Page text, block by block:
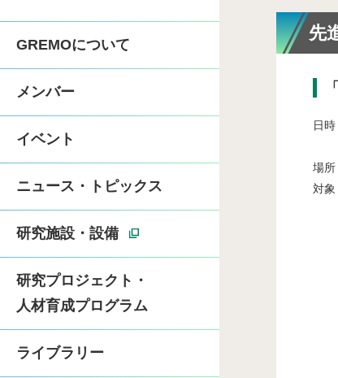
GREMOについて
メンバー
イベント
ニュース・トピックス
研究施設・設備
研究プロジェクト・
人材育成プログラム
人間機械協奏技
先進モビリティ学
ライブラリー
先
日
30
場
対象
可